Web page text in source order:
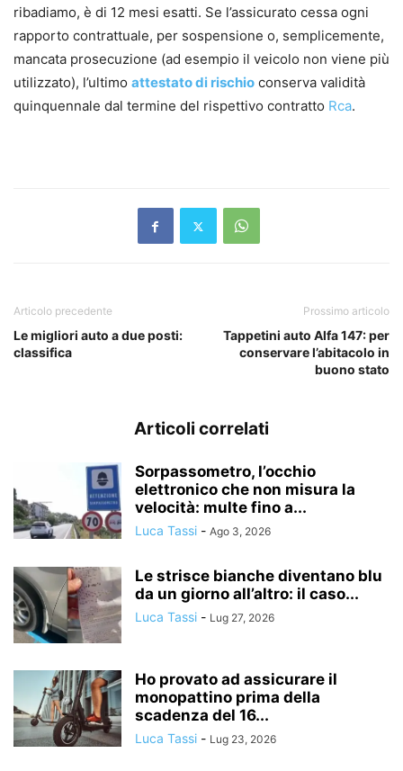
ribadiamo, è di 12 mesi esatti. Se l’assicurato cessa ogni
rapporto contrattuale, per sospensione o, semplicemente,
mancata prosecuzione (ad esempio il veicolo non viene più
utilizzato), l’ultimo attestato di rischio conserva validità
quinquennale dal termine del rispettivo contratto Rca.
Articolo precedente
Le migliori auto a due posti:
classifica
Prossimo articolo
Tappetini auto Alfa 147: per
conservare l’abitacolo in
buono stato
Articoli correlati
Sorpassometro, l’occhio
elettronico che non misura la
velocità: multe fino a...
Luca Tassi - Ago 3, 2026
Le strisce bianche diventano blu
da un giorno all’altro: il caso...
Luca Tassi - Lug 27, 2026
Ho provato ad assicurare il
monopattino prima della
scadenza del 16...
Luca Tassi - Lug 23, 2026